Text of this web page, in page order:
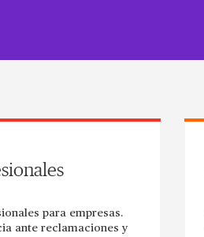
para empresas.
ante reclamaciones y